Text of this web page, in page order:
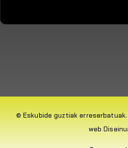
© Eskubide guztiak erreserbatuak.
web